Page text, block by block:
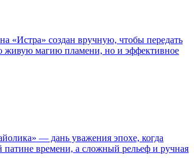
«Истра» создан вручную, чтобы передать
живую магию пламени, но и эффективное
— дань уважения эпохе, когда
времени, а сложный рельеф и ручная